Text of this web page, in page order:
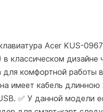
Acer KUS-0967
в классическом дизайне
для комфортной работы
имеет кабель длинною
✅ У данной модели